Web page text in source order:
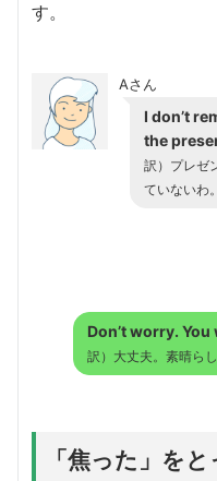
す。
Aさん
I don’t
the
訳）プレゼ
ていないわ
Don’t worry.
訳）大丈夫。素晴らし
「焦った」を